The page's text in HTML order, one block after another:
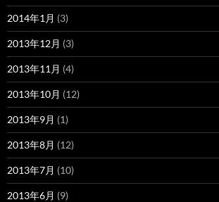
2014年1月 (3)
2013年12月 (3)
2013年11月 (4)
2013年10月 (12)
2013年9月 (1)
2013年8月 (12)
2013年7月 (10)
2013年6月 (9)